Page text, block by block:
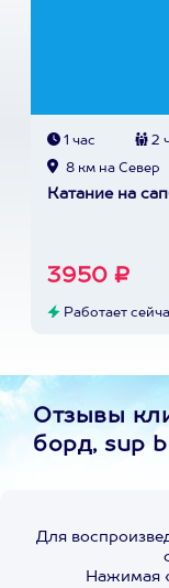
1 час 2
8 км на Север
Катание на
3950 ₽
Работает
Отзывы
борд, sup
Для
Нажимая